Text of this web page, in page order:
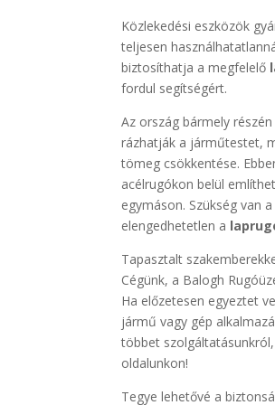
Közlekedési eszközök
teljesen
biztosíthatja a megfelelő
fordul segítségért.
Az ország bármely
rázhatják a járműtestet,
tömeg csökkentése.
acélrugókon belül
egymáson. Szükség van
elengedhetetlen a
Tapasztalt
Cégünk, a Balogh
Ha előzetesen egyeztet
jármű vagy gép
többet
oldalunkon!
Tegye lehetővé a